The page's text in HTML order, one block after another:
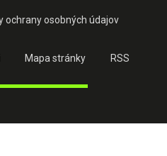
ochrany osobných údajov
Mapa stránky RSS